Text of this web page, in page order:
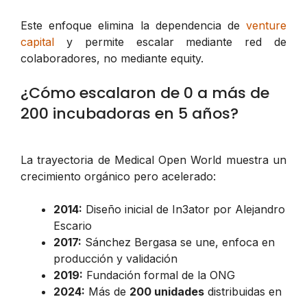
Este enfoque elimina la dependencia de venture
capital y permite escalar mediante red de
colaboradores, no mediante equity.
¿Cómo escalaron de 0 a más de
200 incubadoras en 5 años?
La trayectoria de Medical Open World muestra un
crecimiento orgánico pero acelerado:
2014: Diseño inicial de In3ator por Alejandro
Escario
2017: Sánchez Bergasa se une, enfoca en
producción y validación
2019: Fundación formal de la ONG
2024: Más de 200 unidades distribuidas en